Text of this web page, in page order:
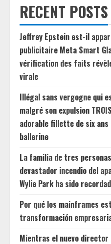
RECENT POSTS
Jeffrey Epstein est-il
publicitaire Meta Smart
vérification des faits
virale
Illégal sans vergogne qui
malgré son expulsion
adorable fillette de six
ballerine
La familia de tres
devastador incendio del
Wylie Park ha sido
Por qué los mainframes
transformación
Mientras el nuevo